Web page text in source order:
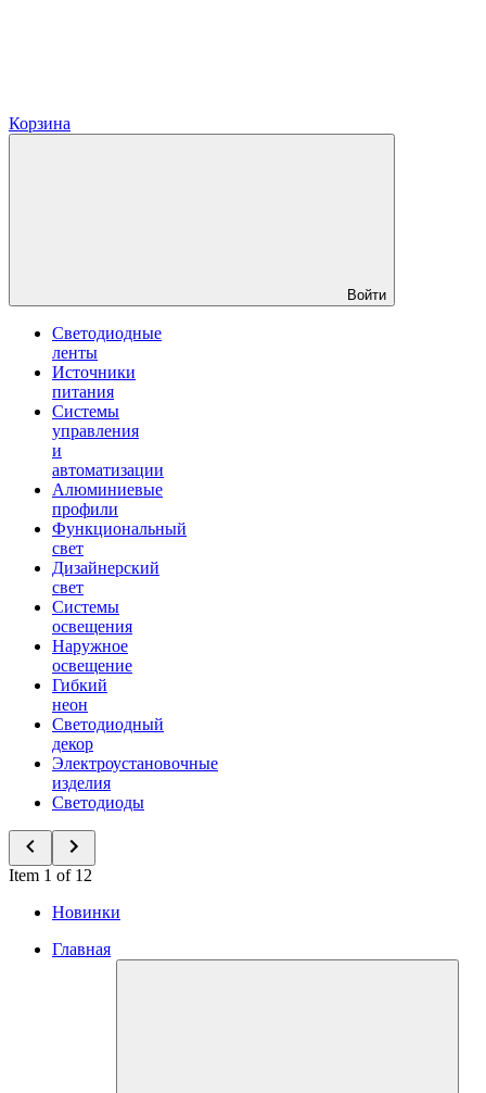
Корзина
Войти
Светодиодные
ленты
Источники
питания
Системы
управления
и
автоматизации
Алюминиевые
профили
Функциональный
свет
Дизайнерский
свет
Системы
освещения
Наружное
освещение
Гибкий
неон
Светодиодный
декор
Электроустановочные
изделия
Светодиоды
Item 1 of 12
Новинки
Главная